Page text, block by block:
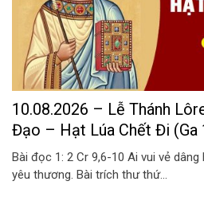
10.08.2026 – Lễ Thánh
Đạo – Hạt Lúa Chết Đi (Ga
Bài đọc 1: 2 Cr 9,6-10 Ai vui vẻ
yêu thương. Bài trích thư thứ...